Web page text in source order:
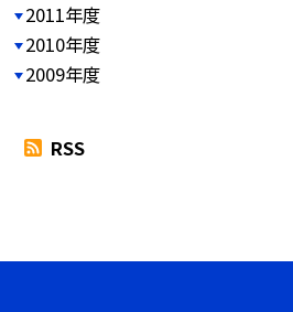
2011年度
2010年度
2009年度
RSS